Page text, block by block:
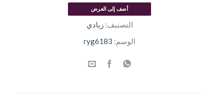
أضف إلى العرض
التصنيف:زبادي
الوسم: ryg6183